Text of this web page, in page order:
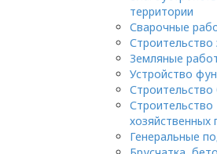
территории
Сварочные
Строительство
Земляные
Устройство
Строительство
Строительство
хозяйственных
Генеральные